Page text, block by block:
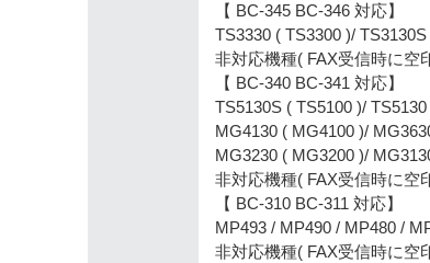
【 BC-345 BC-346 対応】
TS3330 ( TS3300 )/
非対応機種( FAX受信時に空
【 BC-340 BC-341 対応】
TS5130S ( TS5100 )/
MG4130 ( MG4100 )/
MG3230 ( MG3200 )/
非対応機種( FAX受信時に空
【 BC-310 BC-311 対応】
MP493 / MP490 / MP480 /
非対応機種( FAX受信時に空